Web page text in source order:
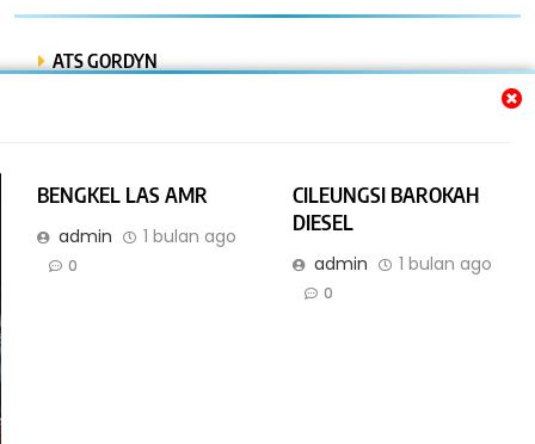
BENGKEL LAS AMR
admin 1 bulan ago
0
CILEUNGSI BAROKAH
DIESEL
admin 1 bulan ago
0
ATS GORDYN
BENGKEL LAS AMR